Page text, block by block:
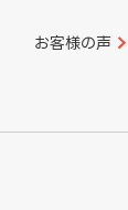
愛媛県
宮崎県
お客様の声